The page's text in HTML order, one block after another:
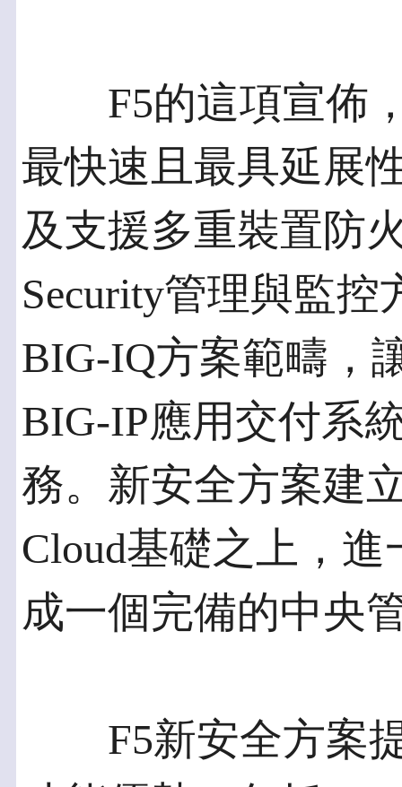
F5的這項宣佈，
最快速且最具延展
及支援多重裝置防
Security管理與監
BIG-IQ方案範疇，
BIG-IP應用交付系
務。新安全方案建
Cloud基礎之上，
成一個完備的中央
F5新安全方案提